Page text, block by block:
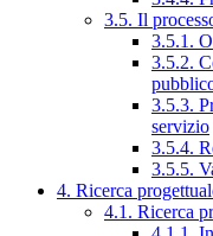
3.5. Il
3.5.1.
3.5.2.
3.5.3.
servizio
3.5.4.
3.5.5.
4. Ricerca
4.1. Ricerca